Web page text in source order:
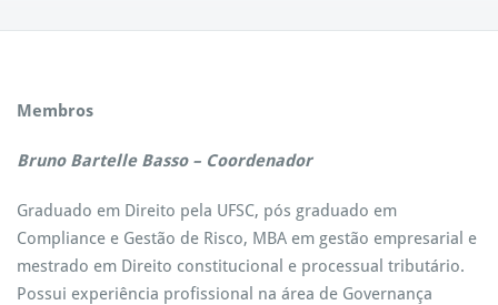
Membros
Bruno Bartelle Basso – Coordenador
Graduado em Direito pela UFSC, pós graduado em
Compliance e Gestão de Risco, MBA em gestão empresarial e
mestrado em Direito constitucional e processual tributário.
Possui experiência profissional na área de Governança